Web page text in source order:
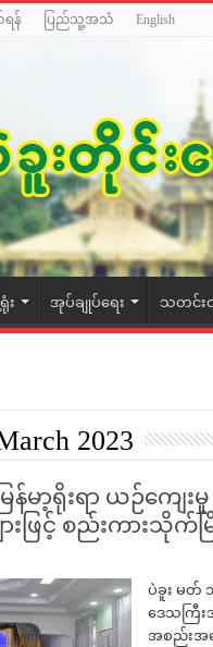
န် ပြည်သူ့အသံ English
း အုပ်ချုပ်ရေး သတင်းထု
2023
န်မာ့ရိုးရာ ယဉ်ကျေ
းဖြင့် စည်းကားသိုက်
ပဲခူး မတ်
ဒေသကြီး
အစည်းအဝ